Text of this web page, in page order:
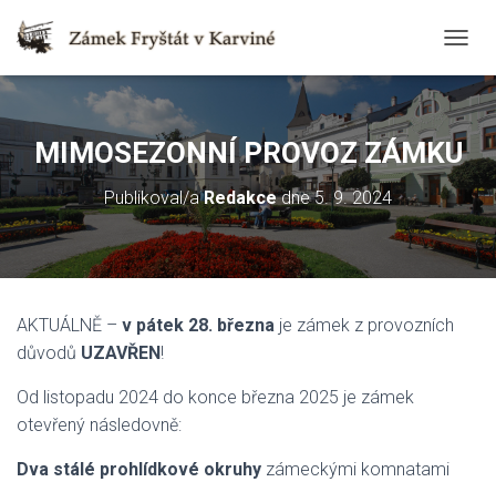
O
G
G
L
E
N
A
V
I
G
MIMOSEZONNÍ PROVOZ ZÁMKU
Publikoval/aRedakcedne5. 9. 2024
AKTUÁLNĚ – v pátek 28. března je zámek z provozních
důvodů UZAVŘEN!
Od listopadu 2024 do konce března 2025 je zámek
otevřený následovně:
Dva stálé prohlídkové okruhy zámeckými komnatami